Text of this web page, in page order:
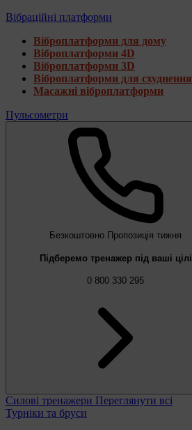
Вібраційні платформи
Віброплатформи для дому
Віброплатформи 4D
Віброплатформи 3D
Віброплатформи для схуднення
Масажні віброплатформи
Пульсометри
Безкоштовно Пропозиція тижня
Підберемо тренажер під ваші цілі
0 800 330 295
Силові тренажери Переглянути всі
Турніки та бруси